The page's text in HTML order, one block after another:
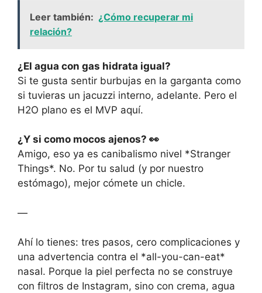
Leer también: ¿Cómo recuperar mi
relación?
¿El agua con gas hidrata igual?
Si te gusta sentir burbujas en la garganta como
si tuvieras un jacuzzi interno, adelante. Pero el
H2O plano es el MVP aquí.
¿Y si como mocos ajenos? 👀
Amigo, eso ya es canibalismo nivel *Stranger
Things*. No. Por tu salud (y por nuestro
estómago), mejor cómete un chicle.
—
Ahí lo tienes: tres pasos, cero complicaciones y
una advertencia contra el *all-you-can-eat*
nasal. Porque la piel perfecta no se construye
con filtros de Instagram, sino con crema, agua